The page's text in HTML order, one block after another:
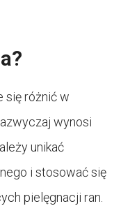
się różnić w
wynosi
unikać
i stosować się
pielęgnacji ran.